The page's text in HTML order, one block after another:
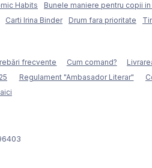
Habits Bunele maniere pentru copii
Carti Irina Binder Drum fara prioritate
frecvente Cum comand?
Regulament "Ambasador Literar"